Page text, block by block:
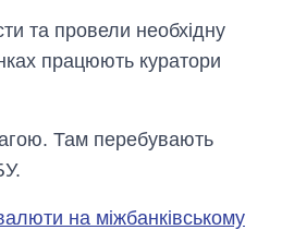
та провели необхідну
працюють куратори
Там перебувають
на міжбанківському
СЗР